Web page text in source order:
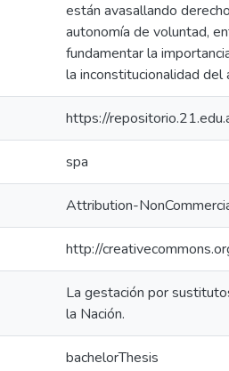
están avasallando
autonomía de voluntad,
fundamentar la
la inconstitucionalidad del
https://
spa
Attribution-
http://
La gestación por
la Nación.
bachelorThesis